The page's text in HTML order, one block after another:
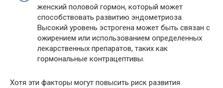
женский половой гормон, который может
способствовать развитию эндометриоза.
Высокий уровень эстрогена может быть связан с
ожирением или использованием определенных
лекарственных препаратов, таких как
гормональные контрацептивы.
Хотя эти факторы могут повысить риск развития